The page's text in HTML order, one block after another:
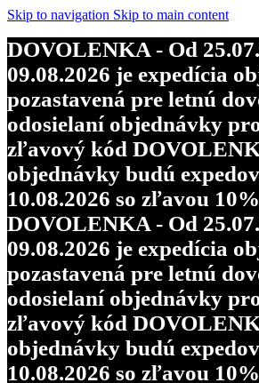
Skip to navigation Skip to main content
DOVOLENKA - Od
09.08.2026 je expedícia
pozastavená pre letnú
odosielaní objednávky
zľavový kód
objednávky budú
10.08.2026 so zľavou
DOVOLENKA - Od
09.08.2026 je expedícia
pozastavená pre letnú
odosielaní objednávky
zľavový kód
objednávky budú
10.08.2026 so zľavou